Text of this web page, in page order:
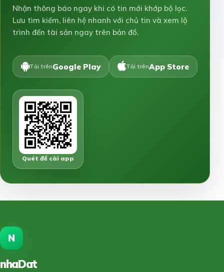
Nhận thông báo ngay khi có tin mới khớp bộ lọc.
Lưu tìm kiếm, liên hệ nhanh với chủ tin và xem lộ
trình đến tài sản ngay trên bản đồ.
Tải trênGoogle Play Tải trênApp Store
Quét để cài app
N
nhaDat